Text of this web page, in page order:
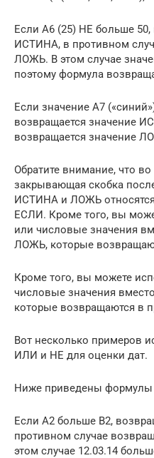
Если A6 (25) НЕ больше
ИСТИНА, в противном
ЛОЖЬ. В этом случае
поэтому формула
Если значение A7
возвращается значение
возвращается значение
Обратите внимание, что
закрывающая скобка
ИСТИНА и ЛОЖЬ
ЕСЛИ. Кроме того, вы
или числовые значения
ЛОЖЬ, которые
Кроме того, вы можете
числовые значения
которые возвращаются в
Вот несколько примеров
ИЛИ и НЕ для оценки дат.
Ниже приведены формулы
Если A2 больше B2,
противном случае
этом случае 12.03.14